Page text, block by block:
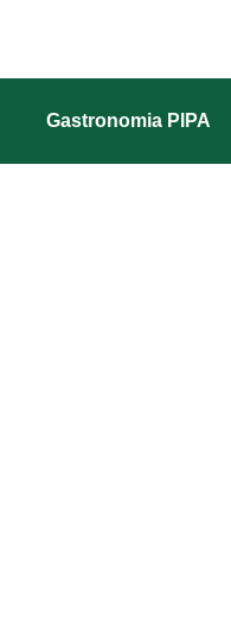
Gastronomia PIPA